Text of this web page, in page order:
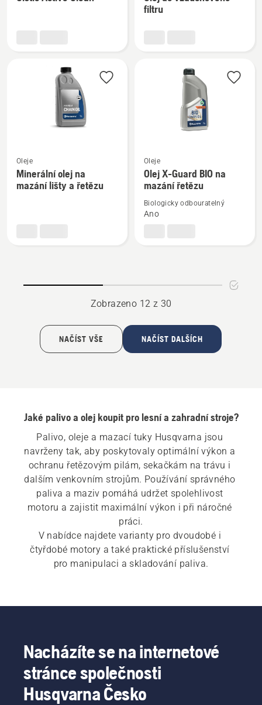
filtru
Zobrazit
více
informací
Oleje
Minerální olej na
mazání lišty a řetězu
Zobrazit
více
informací
Olej
mazání
řetězu
Oleje
Olej X-Guard BIO na
mazání řetězu
Biologicky odbouratelný
Ano
Zobrazeno 12 z 30
NAČÍST VŠE NAČÍST DALŠÍCH
Jaké palivo a olej koupit pro lesní a zahradní stroje?
Palivo, oleje a mazací tuky Husqvarna jsou
navrženy tak, aby poskytovaly optimální výkon a
ochranu řetězovým pilám, sekačkám na trávu i
dalším venkovním strojům. Používání správného
paliva a maziv pomáhá udržet spolehlivost
motoru a zajistit maximální výkon i při náročné
práci.
V nabídce najdete varianty pro dvoudobé i
čtyřdobé motory a také praktické příslušenství
pro manipulaci a skladování paliva.
Nacházíte se na internetové
stránce společnosti
Husqvarna Česko